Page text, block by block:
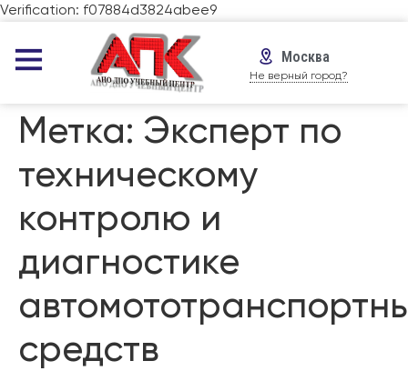
Verification: f07884d3824abee9
Москва
Не верный город?
Метка: Эксперт по
техническому
контролю и
диагностике
средств